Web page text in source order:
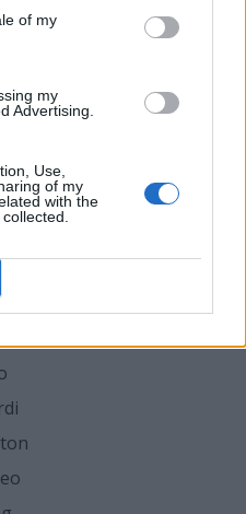
of my
my
Advertising.
Use,
of my
with the
Angeles Koreańczyk
Dotychczas rolę DPS-
"SoOn" Tarlier oraz Brady
ekipa w Stage 2
rezultaty i z dziesięciu
tym etapie, wygrała tylko
bilansu i nawiązanie do
1 ma być właśnie
Valiant prezentuje się